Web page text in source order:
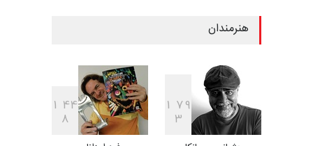
فراخوان مسابقۀ بین‌المللی
کارتون و تصویرگری،…
هنرمندان
1 79
3
1 44
8